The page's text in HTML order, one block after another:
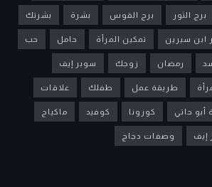
برج الثور برج القوس بشرة بشرتك
ابن سيرين تمكين المرأة حامل حب
رمضان زوجك سوبر إيف
طريقة عمل طفلك علاقات
أبو حاتي كورونا كوفيد ماكياج
إيف وصفات دجاج